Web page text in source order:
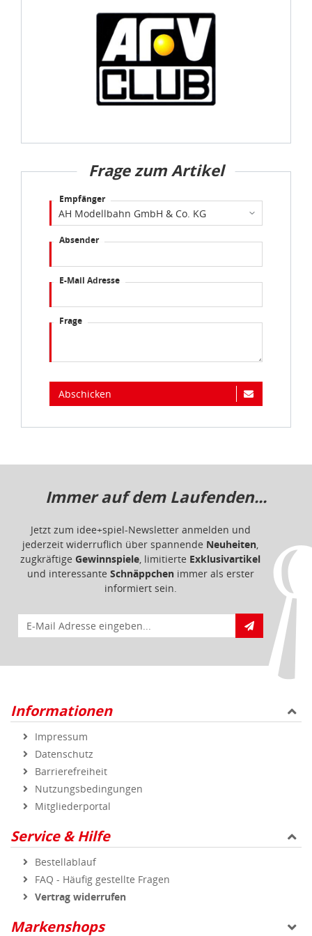
DatenschutzbestimmungenundImpressum
Frage zum Artikel
Empfänger
Absender
E-Mail Adresse
Frage
Abschicken
Immer auf dem Laufenden...
Jetzt zum idee+spiel-Newsletter anmelden und
jederzeit widerruflich über spannende Neuheiten,
zugkräftige Gewinnspiele, limitierte Exklusivartikel
und interessante Schnäppchenimmer als erster
informiert sein.
E-Mail für Newsletteranmeldung
Informationen
Impressum
Datenschutz
Barrierefreiheit
Nutzungsbedingungen
Mitgliederportal
Service & Hilfe
Bestellablauf
FAQ - Häufig gestellte Fragen
Vertrag widerrufen
Markenshops